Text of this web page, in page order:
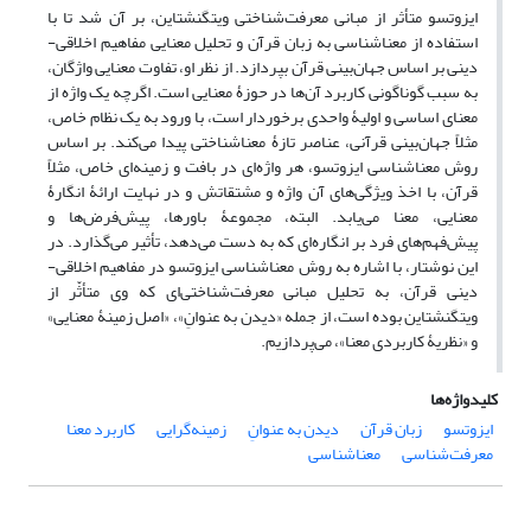
ایزوتسو متأثر از مبانی معرفت‌شناختی ویتگنشتاین، بر آن شد تا با
استفاده از معناشناسی به زبان قرآن و تحلیل معنایی مفاهیم اخلاقی-
دینی بر اساس جهان‌بینی قرآن بپردازد. از نظر او، تفاوت معنایی واژگان،
به سبب گوناگونی کاربرد آن‌ها در حوزۀ معنایی است. اگرچه یک واژه از
معنای اساسی و اولیۀ واحدی برخوردار است، با ورود به یک نظام خاص،
مثلاً جهان‌بینی قرآنی، عناصر تازۀ معنا‌شناختی پیدا می‌کند. بر اساس
روش معناشناسی ایزوتسو، هر واژه‌ای در بافت و زمینه‌ای خاص، مثلاً
قرآن، با اخذ ویژگی‌های آن واژه و مشتقاتش و در نهایت ارائۀ انگارۀ
معنایی، معنا می‌یابد. البته، مجموعۀ باورها، پیش‌فرض‌ها و
پیش‌فهم‌های فرد بر انگاره‌ای که به دست می‌دهد، تأثیر می‌گذارد. در
این نوشتار، با اشاره به روش معنا‌شناسی ایزوتسو در مفاهیم اخلاقی-
دینی قرآن، به تحلیل مبانی معرفت‌شناختی‌ای که وی متأثّر از
ویتگنشتاین بوده است، از جمله «دیدن به عنوانِ»، «اصل زمینۀ معنایی»
و «نظریۀ کاربردی معنا»، می‌پردازیم.
کلیدواژه‌ها
ایزوتسو
زبان قرآن دیدن به عنوانِ زمینه‌گرایی کاربرد معنا
معرفت‌شناسی معناشناسی